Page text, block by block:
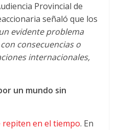
Provincial de
señaló que los
evidente problema
consecuencias o
internacionales,
un mundo sin
repiten en el tiempo. En